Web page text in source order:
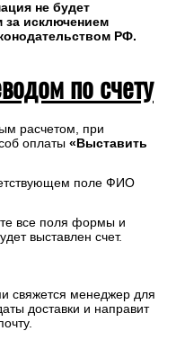
не будет
за исключением
РФ.
по счету
расчетом, при
оплаты «Выставить
поле ФИО
все поля формы и
выставлен счет.
свяжется менеджер для
доставки и направит